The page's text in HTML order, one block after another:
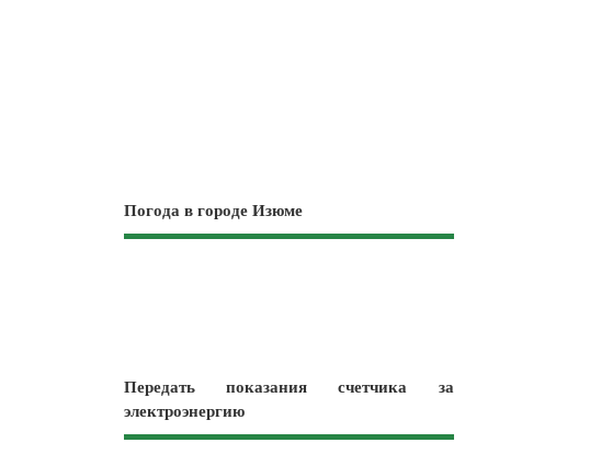
Погода в городе Изюме
Передать показания счетчика за
электроэнергию